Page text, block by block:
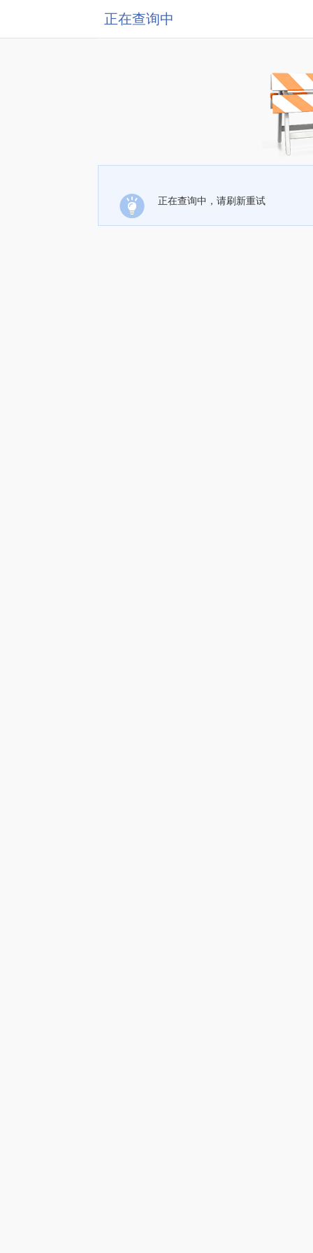
正在查询中
正在查询中，请刷新重试